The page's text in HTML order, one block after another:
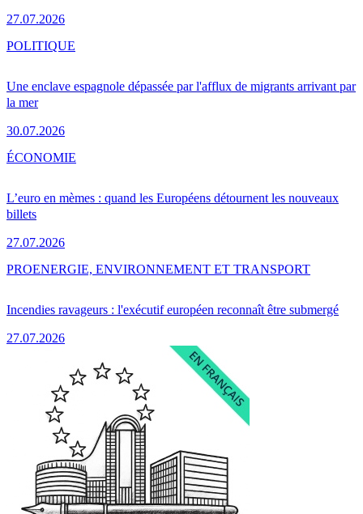
27.07.2026
Une enclave espagnole dépassée par l'afflux de migrants arrivant par
la mer
30.07.2026
POLITIQUE
L’euro en mèmes : quand les Européens détournent les nouveaux
billets
27.07.2026
ÉCONOMIE
Incendies ravageurs : l'exécutif européen reconnaît être submergé
27.07.2026
PROENERGIE, ENVIRONNEMENT ET TRANSPORT